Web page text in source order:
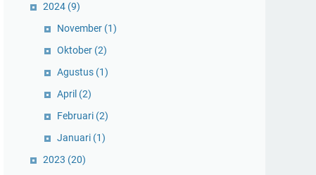
2024 (9)
November (1)
Oktober (2)
Agustus (1)
April (2)
Februari (2)
Januari (1)
2023 (20)